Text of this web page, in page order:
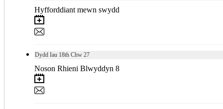
Hyfforddiant mewn swydd
Dydd Iau 18th Chw 27
Noson Rhieni Blwyddyn 8